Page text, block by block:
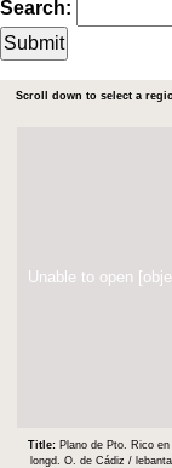
Search:
Scroll down to select a
Unable to open
Title: Plano de Pto. Rico en
longd. O. de Cádiz /